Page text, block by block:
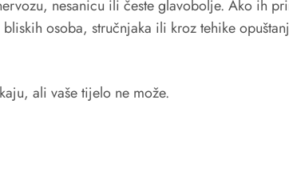
nesanicu ili česte glavobolje. Ako ih
osoba, stručnjaka ili kroz tehike
ali vaše tijelo ne može.